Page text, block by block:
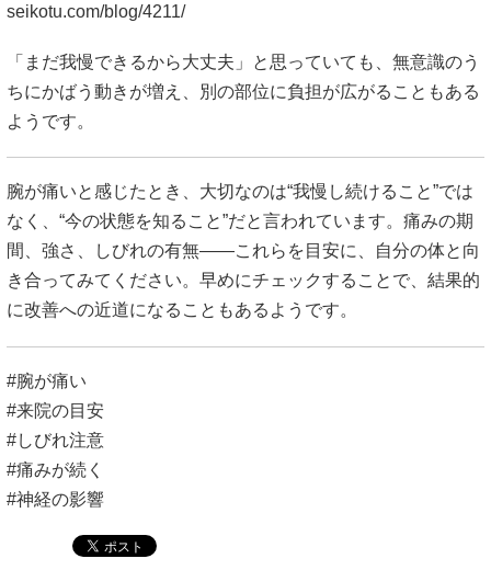
seikotu.com/blog/4211/
「まだ我慢できるから大丈夫」と思っていても、無意識のう
ちにかばう動きが増え、別の部位に負担が広がることもある
ようです。
腕が痛いと感じたとき、大切なのは“我慢し続けること”では
なく、“今の状態を知ること”だと言われています。痛みの期
間、強さ、しびれの有無――これらを目安に、自分の体と向
き合ってみてください。早めにチェックすることで、結果的
に改善への近道になることもあるようです。
#腕が痛い
#来院の目安
#しびれ注意
#痛みが続く
#神経の影響